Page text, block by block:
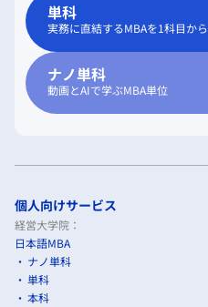
単科
実務に直結するMBAを1科目から
ナノ単科
動画とAIで学ぶMBA単位
個人向けサービス
経営大学院：
日本語MBA
ナノ単科
単科
本科